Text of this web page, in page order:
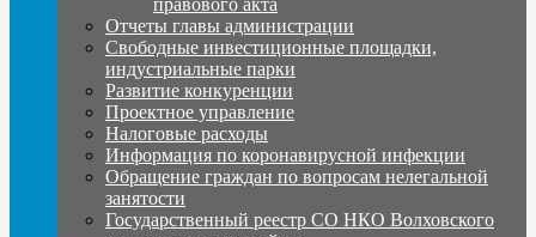
Отчеты главы администрации
Свободные инвестиционные площадки,
индустриальные парки
Развитие конкуренции
Проектное управление
Налоговые расходы
Информация по коронавирусной инфекции
Обращение граждан по вопросам нелегальной
занятости
Государственный реестр СО НКО Волховского